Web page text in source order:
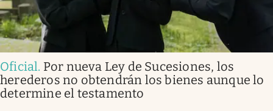
Oficial. Por nueva Ley de Sucesiones, los
herederos no obtendrán los bienes aunque lo
determine el testamento